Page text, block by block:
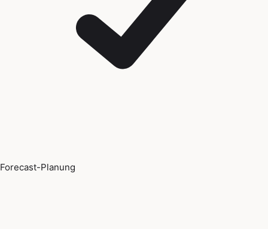
Forecast-Planung